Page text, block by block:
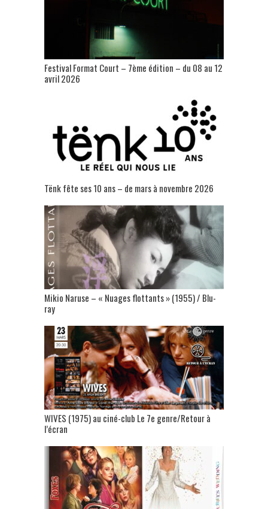
Festival Format Court – 7ème édition – du 08 au 12
avril 2026
Tënk fête ses 10 ans – de mars à novembre 2026
Mikio Naruse – « Nuages flottants » (1955) / Blu-
ray
WIVES (1975) au ciné-club Le 7e genre/Retour à
l’écran